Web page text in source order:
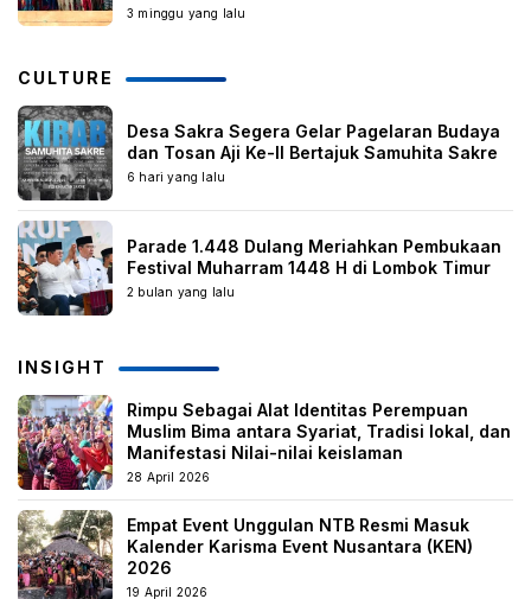
3 minggu yang lalu
CULTURE
Desa Sakra Segera Gelar Pagelaran Budaya
dan Tosan Aji Ke-II Bertajuk Samuhita Sakre
6 hari yang lalu
Parade 1.448 Dulang Meriahkan Pembukaan
Festival Muharram 1448 H di Lombok Timur
2 bulan yang lalu
INSIGHT
Rimpu Sebagai Alat Identitas Perempuan
Muslim Bima antara Syariat, Tradisi lokal, dan
Manifestasi Nilai-nilai keislaman
28 April 2026
Empat Event Unggulan NTB Resmi Masuk
Kalender Karisma Event Nusantara (KEN)
2026
19 April 2026